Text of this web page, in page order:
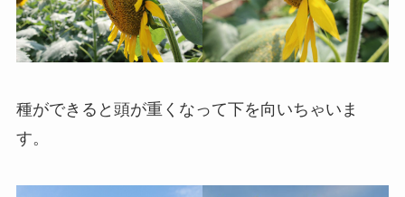
種ができると頭が重くなって下を向いちゃいま
す。